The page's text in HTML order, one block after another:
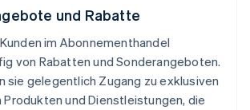
und Rabatte
im Abonnementhandel
von Rabatten und Sonderangeboten.
sie gelegentlich Zugang zu exklusiven
und Dienstleistungen, die